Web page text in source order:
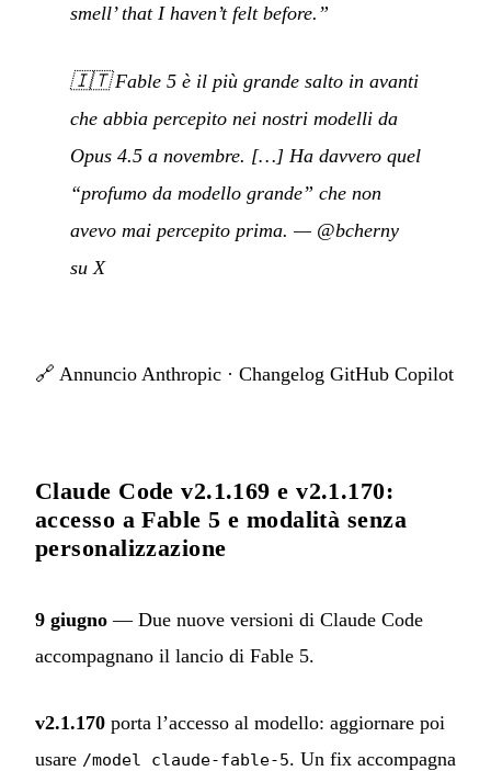
smell’ that I haven’t felt before.”
🇮🇹Fable 5 è il più grande salto in avanti
che abbia percepito nei nostri modelli da
Opus 4.5 a novembre. […] Ha davvero quel
“profumo da modello grande” che non
avevo mai percepito prima. — @bcherny
su X
🔗 Annuncio Anthropic · Changelog GitHub Copilot
Claude Code v2.1.169 e v2.1.170:
accesso a Fable 5 e modalità senza
personalizzazione
9 giugno — Due nuove versioni di Claude Code
accompagnano il lancio di Fable 5.
v2.1.170 porta l’accesso al modello: aggiornare poi
usare /model claude-fable-5. Un fix accompagna